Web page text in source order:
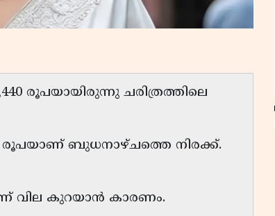
രൂപയായിരുന്നു ചരിത്രത്തിലെ
രൂപയാണ് ബുധനാഴ്ചത്തെ നിരക്ക്.
വില കുറയാൻ കാരണം.